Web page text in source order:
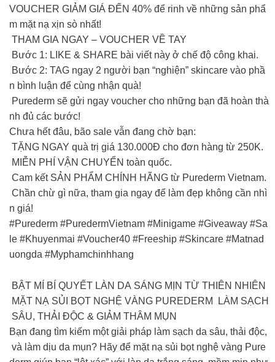
VOUCHER GIẢM GIÁ ĐẾN 40% để rinh về những sản phẩ
m mặt nạ xịn sò nhất!
THAM GIA NGAY – VOUCHER VỀ TAY
Bước 1: LIKE & SHARE bài viết này ở chế độ công khai.
Bước 2: TAG ngay 2 người bạn “nghiện” skincare vào phầ
n bình luận để cùng nhận quà!
️ Purederm sẽ gửi ngay voucher cho những bạn đã hoàn thà
nh đủ các bước!
Chưa hết đâu, bão sale vẫn đang chờ bạn:
TẶNG NGAY quà trị giá 130.000Đ cho đơn hàng từ 250K.
MIỄN PHÍ VẬN CHUYỂN toàn quốc.
Cam kết SẢN PHẨM CHÍNH HÃNG từ Purederm Vietnam.
Chần chừ gì nữa, tham gia ngay để làm đẹp không cần nhì
n giá!
#Purederm #PuredermVietnam #Minigame #Giveaway #Sa
le #Khuyenmai #Voucher40 #Freeship #Skincare #Matnad
uongda #Myphamchinhhang
BẬT MÍ BÍ QUYẾT LÀN DA SÁNG MỊN TỪ THIÊN NHIÊN
MẶT NẠ SỦI BỌT NGHỆ VÀNG PUREDERM LÀM SẠCH
SÂU, THẢI ĐỘC & GIẢM THÂM MỤN
Bạn đang tìm kiếm một giải pháp làm sạch da sâu, thải độc,
và làm dịu da mụn? Hãy để mặt nạ sủi bọt nghệ vàng Pure